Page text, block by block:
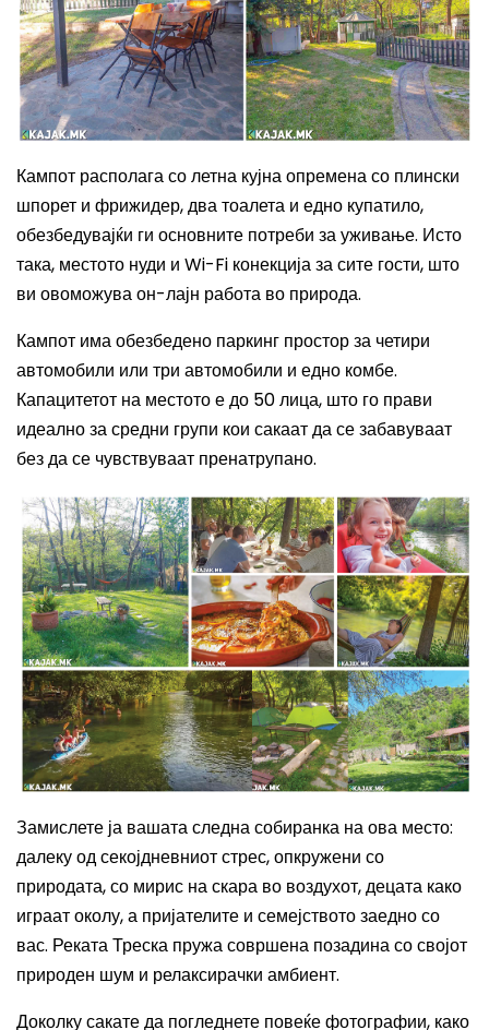
Кампот располага со летна кујна опремена со плински
шпорет и фрижидер, два тоалета и едно купатило,
обезбедувајќи ги основните потреби за уживање. Исто
така, местото нуди и Wi-Fi конекција за сите гости, што
ви овоможува он-лајн работа во природа.
Кампот има обезбедено паркинг простор за четири
автомобили или три автомобили и едно комбе.
Капацитетот на местото е до 50 лица, што го прави
идеално за средни групи кои сакаат да се забавуваат
без да се чувствуваат пренатрупано.
Замислете ја вашата следна собиранка на ова место:
далеку од секојдневниот стрес, опкружени со
природата, со мирис на скара во воздухот, децата како
играат околу, а пријателите и семејството заедно со
вас. Реката Треска пружа совршена позадина со својот
природен шум и релаксирачки амбиент.
Доколку сакате да погледнете повеќе фотографии, како